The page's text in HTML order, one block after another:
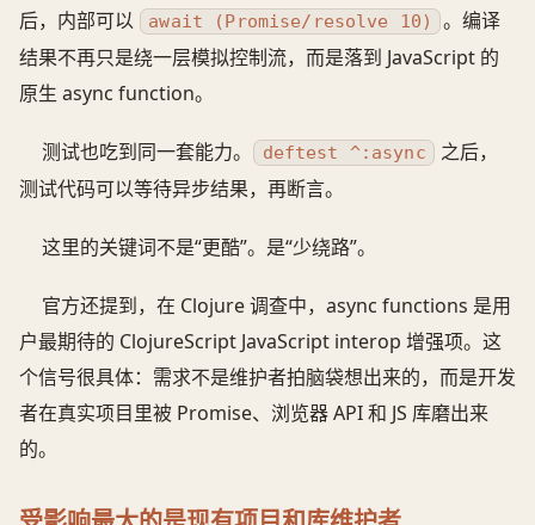
后，内部可以
await (Promise/resolve 10)
。编译
结果不再只是绕一层模拟控制流，而是落到 JavaScript 的
原生 async function。
测试也吃到同一套能力。 deftest ^:async
之后，
测试代码可以等待异步结果，再断言。
这里的关键词不是“更酷”。是“少绕路”。
官方还提到，在 Clojure 调查中，async functions 是用
户最期待的 ClojureScript JavaScript interop 增强项。这
个信号很具体：需求不是维护者拍脑袋想出来的，而是开发
者在真实项目里被 Promise、浏览器 API 和 JS 库磨出来
的。